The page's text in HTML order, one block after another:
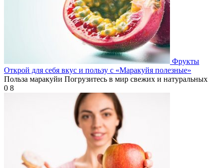
Фрукты
Открой для себя вкус и пользу с «Маракуйя полезные»
Польза маракуйи Погрузитесь в мир свежих и натуральных
0 8